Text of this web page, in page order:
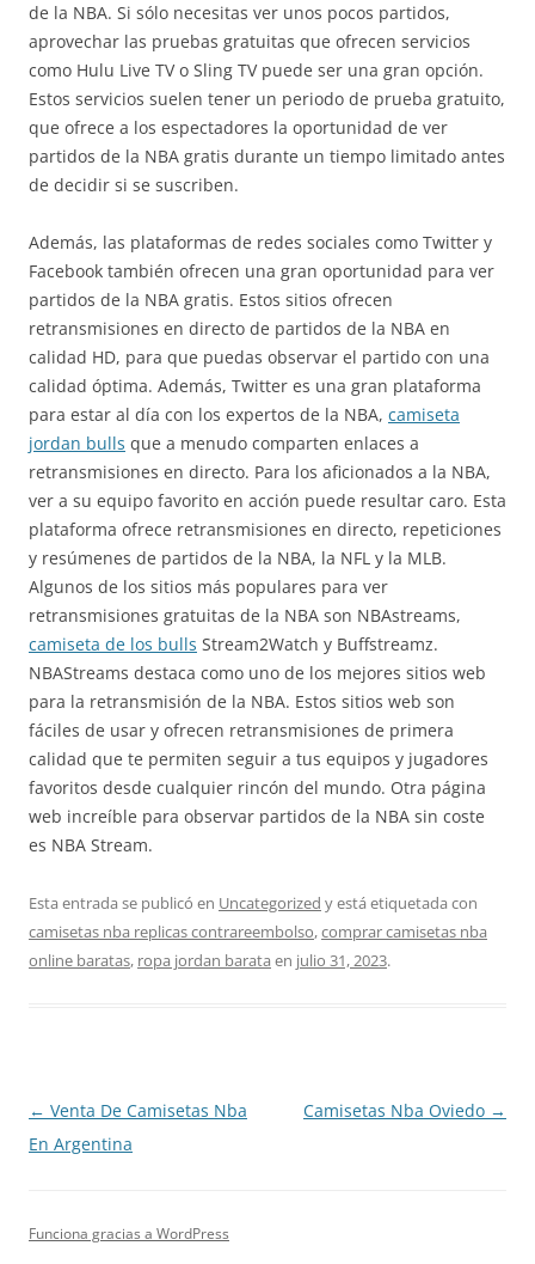
de la NBA. Si sólo necesitas ver unos pocos partidos,
aprovechar las pruebas gratuitas que ofrecen servicios
como Hulu Live TV o Sling TV puede ser una gran opción.
Estos servicios suelen tener un periodo de prueba gratuito,
que ofrece a los espectadores la oportunidad de ver
partidos de la NBA gratis durante un tiempo limitado antes
de decidir si se suscriben.
Además, las plataformas de redes sociales como Twitter y
Facebook también ofrecen una gran oportunidad para ver
partidos de la NBA gratis. Estos sitios ofrecen
retransmisiones en directo de partidos de la NBA en
calidad HD, para que puedas observar el partido con una
calidad óptima. Además, Twitter es una gran plataforma
para estar al día con los expertos de la NBA, camiseta
jordan bulls que a menudo comparten enlaces a
retransmisiones en directo. Para los aficionados a la NBA,
ver a su equipo favorito en acción puede resultar caro. Esta
plataforma ofrece retransmisiones en directo, repeticiones
y resúmenes de partidos de la NBA, la NFL y la MLB.
Algunos de los sitios más populares para ver
retransmisiones gratuitas de la NBA son NBAstreams,
camiseta de los bulls Stream2Watch y Buffstreamz.
NBAStreams destaca como uno de los mejores sitios web
para la retransmisión de la NBA. Estos sitios web son
fáciles de usar y ofrecen retransmisiones de primera
calidad que te permiten seguir a tus equipos y jugadores
favoritos desde cualquier rincón del mundo. Otra página
web increíble para observar partidos de la NBA sin coste
es NBA Stream.
Esta entrada se publicó en Uncategorized y está etiquetada con
camisetas nba replicas contrareembolso,comprar camisetas nba
online baratas, ropa jordan barata en julio 31, 2023.
Navegación
de
← Venta De Camisetas Nba
En Argentina
Camisetas Nba Oviedo →
Funciona gracias a WordPress